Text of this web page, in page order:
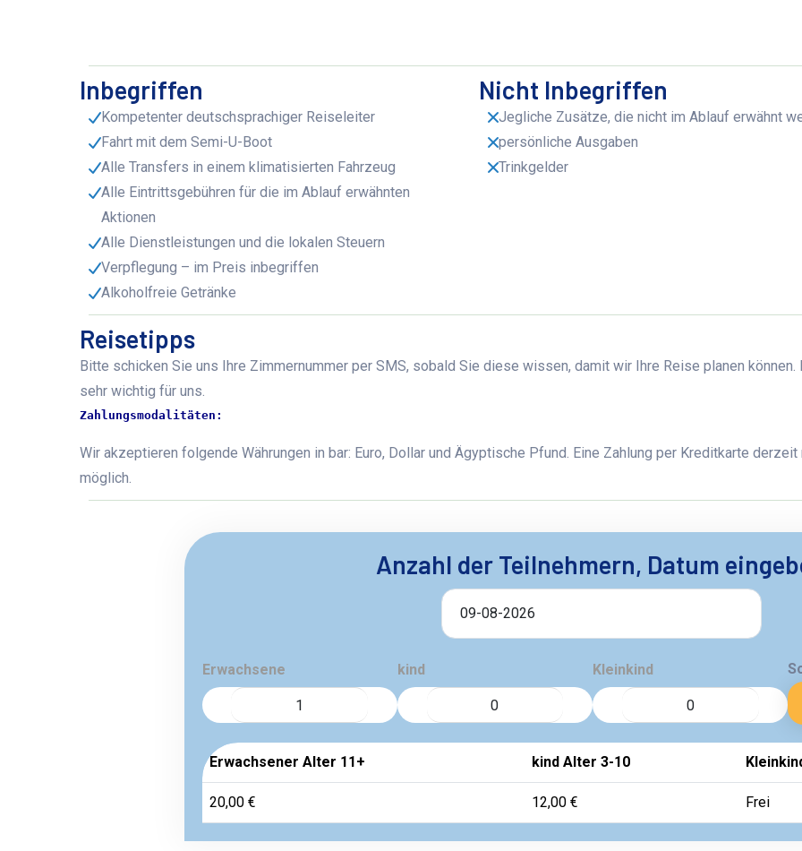
Inbegriffen
Kompetenter deutschsprachiger Reiseleiter
Fahrt mit dem Semi-U-Boot
Alle Transfers in einem klimatisierten Fahrzeug
Alle Eintrittsgebühren für die im Ablauf erwähnten
Aktionen
Alle Dienstleistungen und die lokalen Steuern
Verpflegung – im Preis inbegriffen
Alkoholfreie Getränke
Nicht Inbegriffen
Jegliche Zusätze, die nicht im Ablauf erwähnt
persönliche Ausgaben
Trinkgelder
Reisetipps
Bitte schicken Sie uns Ihre Zimmernummer per SMS, sobald Sie diese wissen, damit wir Ihre Reise planen können.
sehr wichtig für uns.
Zahlungsmodalitäten:
Wir akzeptieren folgende Währungen in bar: Euro, Dollar und Ägyptische Pfund. Eine Zahlung per Kreditkarte derzeit
möglich.
Anzahl der Teilnehmern, Datum
Erwachsene kind Kleinkind
Erwachsener Alter 11+ kind Alter 3-10
20,00 € 12,00 € Frei